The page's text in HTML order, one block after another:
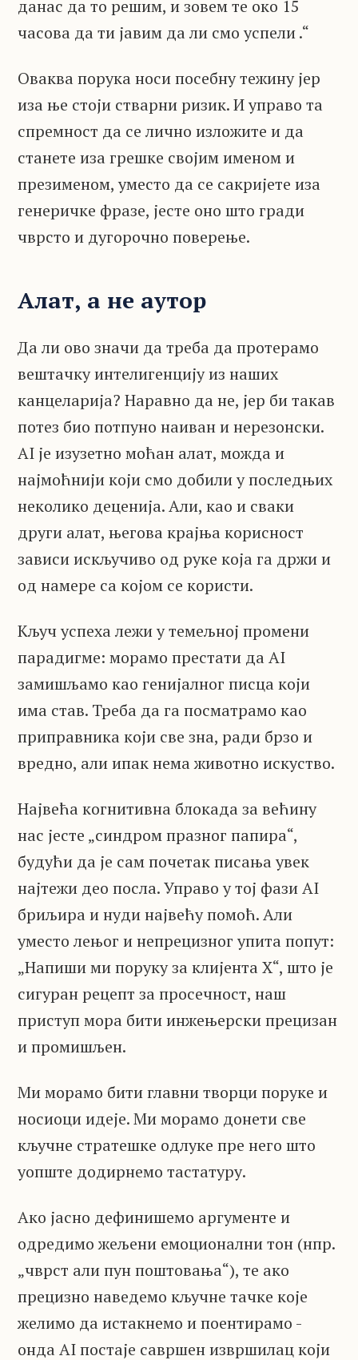
данас да то решим, и зовем те око 15
часова да ти јавим да ли смо успели .“
Оваква порука носи посебну тежину јер
иза ње стоји стварни ризик. И управо та
спремност да се лично изложите и да
станете иза грешке својим именом и
презименом, уместо да се сакријете иза
генеричке фразе, јесте оно што гради
чврсто и дугорочно поверење.
Алат, а не аутор
Да ли ово значи да треба да протерамо
вештачку интелигенцију из наших
канцеларија? Наравно да не, јер би такав
потез био потпуно наиван и нерезонски.
AI је изузетно моћан алат, можда и
најмоћнији који смо добили у последњих
неколико деценија. Али, као и сваки
други алат, његова крајња корисност
зависи искључиво од руке која га држи и
од намере са којом се користи.
Кључ успеха лежи у темељној промени
парадигме: морамо престати да AI
замишљамо као генијалног писца који
има став. Треба да га посматрамо као
приправника који све зна, ради брзо и
вредно, али ипак нема животно искуство.
Највећа когнитивна блокада за већину
нас јесте „синдром празног папира“,
будући да је сам почетак писања увек
најтежи део посла. Управо у тој фази AI
бриљира и нуди највећу помоћ. Али
уместо лењог и непрецизног упита попут:
„Напиши ми поруку за клијента X“, што је
сигуран рецепт за просечност, наш
приступ мора бити инжењерски прецизан
и промишљен.
Ми морамо бити главни творци поруке и
носиоци идеје. Ми морамо донети све
кључне стратешке одлуке пре него што
уопште додирнемо тастатуру.
Ако јасно дефинишемо аргументе и
одредимо жељени емоционални тон (нпр.
„чврст али пун поштовања“), те ако
прецизно наведемо кључне тачке које
желимо да истакнемо и поентирамо -
онда AI постаје савршен извршилац који